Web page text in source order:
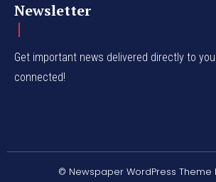
Newsletter
Get important news delivered directly to
connected!
© Newspaper WordPress Theme